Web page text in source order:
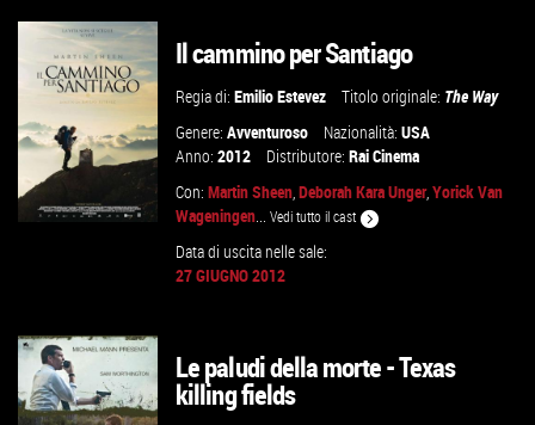
VAI ALLA SCHEDA
VAI ALLA SCHEDA
Il cammino per Santiago
Regia di:Emilio Estevez Titolo originale: The Way
Genere:Avventuroso Nazionalità:USA
Anno:2012 Distributore:Rai Cinema
Con:Martin Sheen,Deborah Kara Unger,Yorick Van
Wageningen...Vedi tutto il cast
Data di uscita nelle sale:
27 GIUGNO 2012
Le paludi della morte - Texas
killing fields